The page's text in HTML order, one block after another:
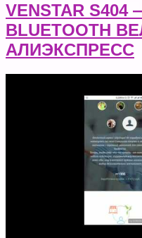
VENSTAR
BLUETOOTH
АЛИЭКСПРЕСС